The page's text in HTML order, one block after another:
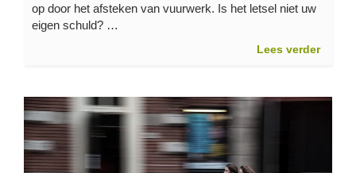
op door het afsteken van vuurwerk. Is het letsel niet uw
eigen schuld? …
Lees verder